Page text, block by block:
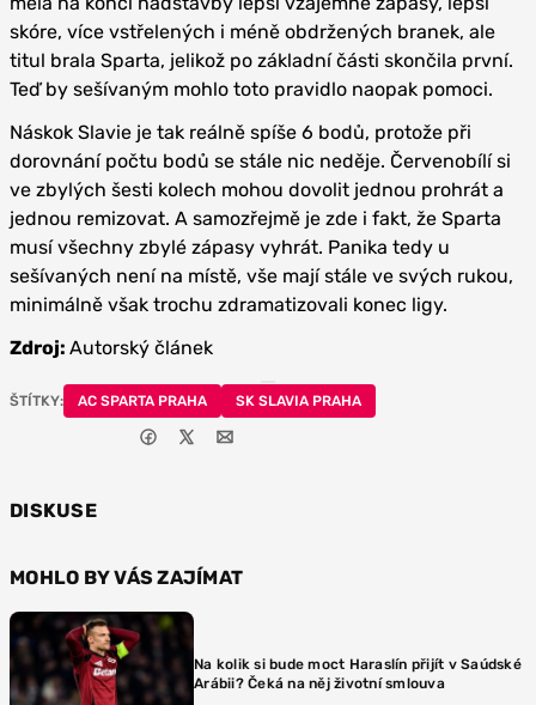
skóre, více vstřelených i méně obdržených branek, ale
titul brala Sparta, jelikož po základní části skončila první.
Teď by sešívaným mohlo toto pravidlo naopak pomoci.
Náskok Slavie je tak reálně spíše 6 bodů, protože při
dorovnání počtu bodů se stále nic neděje. Červenobílí si
ve zbylých šesti kolech mohou dovolit jednou prohrát a
jednou remizovat. A samozřejmě je zde i fakt, že Sparta
musí všechny zbylé zápasy vyhrát. Panika tedy u
sešívaných není na místě, vše mají stále ve svých rukou,
minimálně však trochu zdramatizovali konec ligy.
Zdroj: Autorský článek
ŠTÍTKY: AC SPARTA PRAHA SK SLAVIA PRAHA
DISKUSE
MOHLO BY VÁS ZAJÍMAT
Na kolik si bude moct Haraslín přijít v Saúdské
Arábii? Čeká na něj životní smlouva